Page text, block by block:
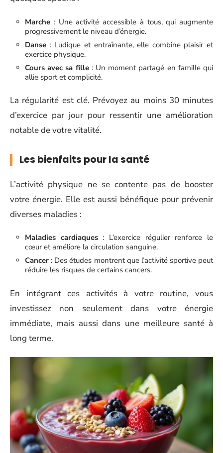
Marche : Une activité accessible à tous, qui augmente
progressivement le niveau d’énergie.
Danse : Ludique et entraînante, elle combine plaisir et
exercice physique.
Cours avec sa fille: Un moment partagé en famille qui
allie sport et complicité.
La régularité est clé. Prévoyez au moins 30 minutes
d’exercice par jour pour ressentir une amélioration
notable de votre vitalité.
Les bienfaits pour la santé
L’activité physique ne se contente pas de booster
votre énergie. Elle est aussi bénéfique pour prévenir
diverses maladies :
Maladies cardiaques: L’exercice régulier renforce le
cœur et améliore la circulation sanguine.
Cancer : Des études montrent que l’activité sportive peut
réduire les risques de certains cancers.
En intégrant ces activités à votre routine, vous
investissez non seulement dans votre énergie
immédiate, mais aussi dans une meilleure santé à
long terme.